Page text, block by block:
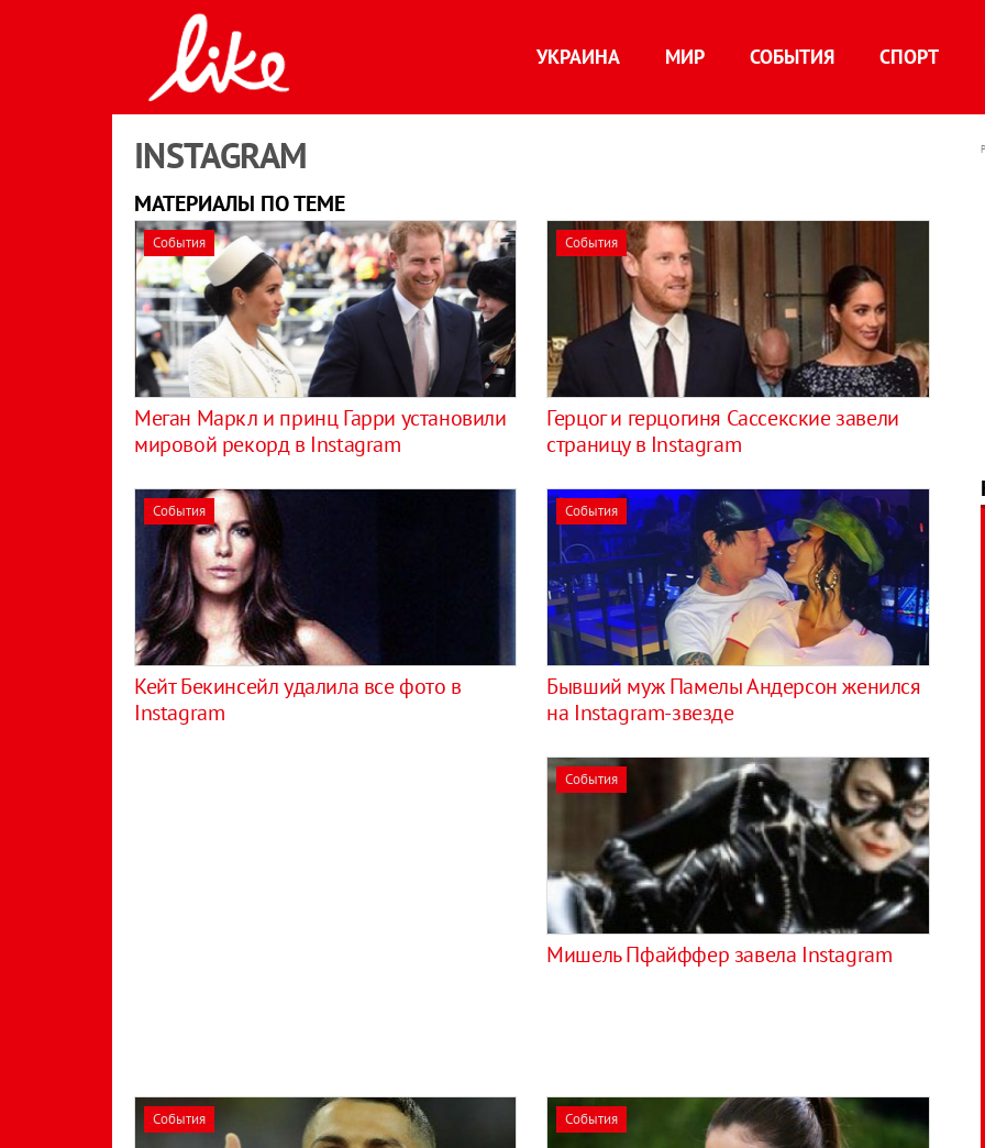
УКРАИНА МИР СОБЫТИЯ СПОРТ
INSTAGRAM
МАТЕРИАЛЫ ПО ТЕМЕ
События
Меган Маркл и принц Гарри установили
мировой рекорд в Instagram
События
​Герцог и герцогиня Сассекские завели
страницу в Instagram
События
Кейт Бекинсейл удалила все фото в
Instagram
События
Бывший муж Памелы Андерсон женился
на Instagram-звезде
События
Мишель Пфайффер завела Instagram
События События